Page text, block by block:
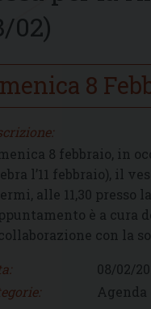
02)
8
8 febbraio, in
l’11 febbraio), il
alle 11,30 presso
è a cura
con la
08/02/
Agenda